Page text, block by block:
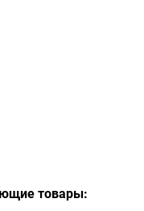
товары: